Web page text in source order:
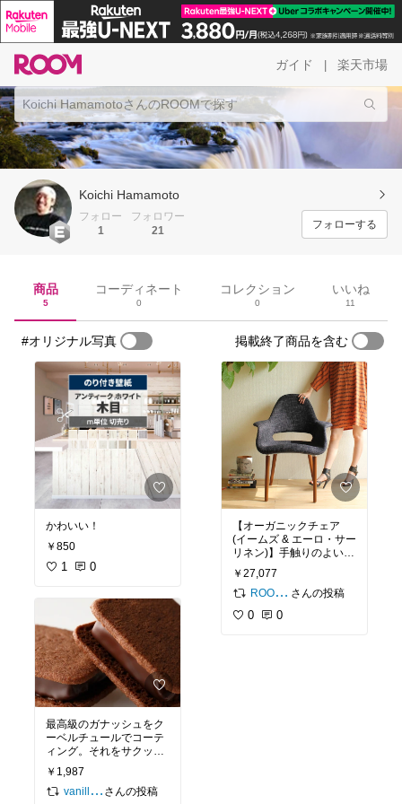
ガイド 楽天市場
Koichi Hamamoto
フォロー
1
フォロワー
21
フォローする
商品
5
コーディネート
0
コレクション
0
いいね
11
#オリジナル写真 掲載終了商品を含む
かわいい！
￥850
1 0
最高級のガナッシュをク
ーベルチュールでコーテ
ィング。それをサクッと
焼き上げたクッキーで挟
みました。さくっ、ぱり
っ、とろーりが自慢の当
￥1,987
vanillabeans
さんの投稿
【オーガニックチェア
(イームズ & エーロ・サー
リネン)】手触りのよいダ
イニング用チェアです。
ナチュラルな雰囲気のお
部屋に変身
￥27,077
ROOM編集部
さんの投稿
0 0